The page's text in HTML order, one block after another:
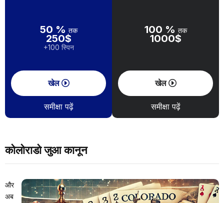
50 % तक
250$
+100 स्पिन
खेल
समीक्षा पढ़ें
100 % तक
1000$
खेल
समीक्षा पढ़ें
कोलोराडो जुआ कानून
और
अब